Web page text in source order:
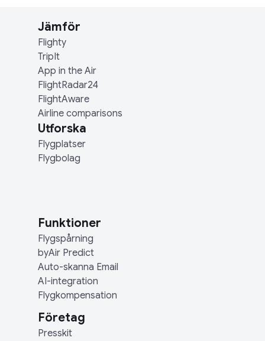
Jämför
Flighty
TripIt
App in the Air
FlightRadar24
FlightAware
Airline comparisons
Utforska
Flygplatser
Flygbolag
Funktioner
Flygspårning
byAir Predict
Auto-skanna Email
AI-integration
Flygkompensation
Företag
Presskit